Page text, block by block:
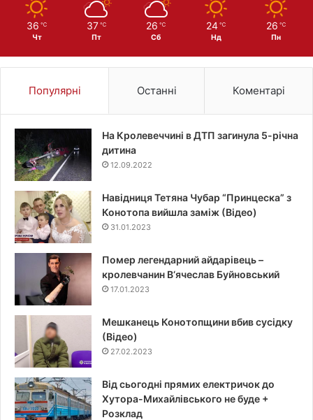
36 ℃
Чт
37 ℃
Пт
26 ℃
Сб
24 ℃
Нд
26 ℃
Пн
Популярні Останні Коментарі
На Кролевеччині в ДТП загинула 5-річна
дитина
12.09.2022
Навідниця Тетяна Чубар “Принцеска” з
Конотопа вийшла заміж (Відео)
31.01.2023
Помер легендарний айдарівець –
кролевчанин В‘ячеслав Буйновський
17.01.2023
Мешканець Конотопщини вбив сусідку
(Відео)
27.02.2023
Від сьогодні прямих електричок до
Хутора-Михайлівського не буде +
Розклад